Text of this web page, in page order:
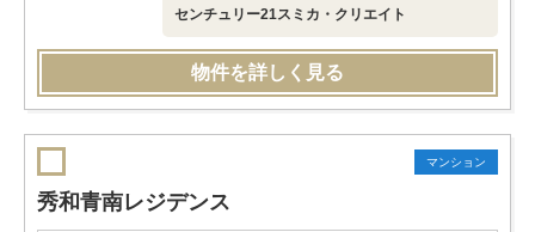
センチュリー21スミカ・クリエイト
物件を詳しく見る
マンション
秀和青南レジデンス